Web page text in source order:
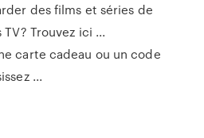
des films et séries de
Trouvez ici ...
carte cadeau ou un code
...